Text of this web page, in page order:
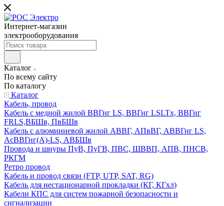
Интернет-магазин
электрооборудования
Каталог
По всему сайту
По каталогу
Каталог
Кабель, провод
Кабель с медной жилой ВВГнг LS, ВВГнг LSLTx, ВВГнг
FRLS,ВБШв, ПвБШв
Кабель с алюминиевой жилой АВВГ, АПвВГ, АВВГнг LS,
АсВВГнг(А)-LS, АВБШв
Провода и шнуры ПуВ, ПуГВ, ПВС, ШВВП, АПВ, ПНСВ,
РКГМ
Ретро провод
Кабель и провод связи (FTP, UTP, SAT, RG)
Кабель для нестационарной прокладки (КГ, КГхл)
Кабели КПС для систем пожарной безопасности и
сигнализации